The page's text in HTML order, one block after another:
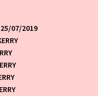
07/2019